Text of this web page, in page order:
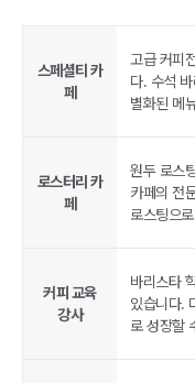
스페셜티 카
페
고급 커피
다. 수석
별화된 메
로스터리 카
페
원두 로스
카페의 전
로스팅으
커피 교육
강사
바리스타
있습니다.
로 성장할